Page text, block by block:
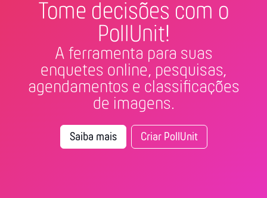
Tome decisões com o
PollUnit!
A ferramenta para suas
enquetes online, pesquisas,
agendamentos e classificações
de imagens.
Saiba mais Criar PollUnit